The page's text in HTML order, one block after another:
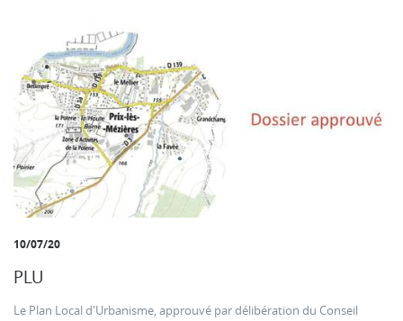
10/07/20
PLU
Le Plan Local d'Urbanisme, approuvé par délibération du Conseil